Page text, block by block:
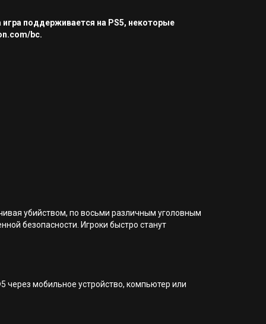
поддерживается на PS5, некоторые
bc.
убийством, по восьми различным уголовным
безопасности. Игроки быстро станут
через мобильное устройство, компьютер или